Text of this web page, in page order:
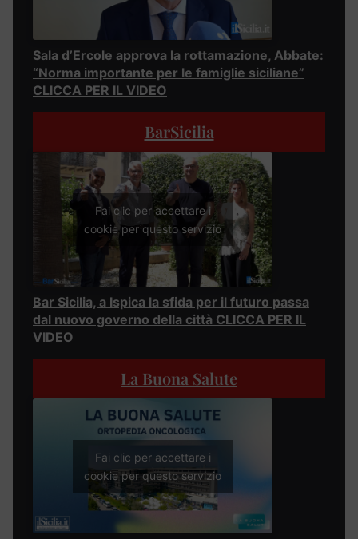
Sala d’Ercole approva la rottamazione, Abbate:
“Norma importante per le famiglie siciliane”
CLICCA PER IL VIDEO
BarSicilia
Fai clic per accettare i
cookie per questo servizio
Bar Sicilia, a Ispica la sfida per il futuro passa
dal nuovo governo della città CLICCA PER IL
VIDEO
La Buona Salute
Fai clic per accettare i
cookie per questo servizio